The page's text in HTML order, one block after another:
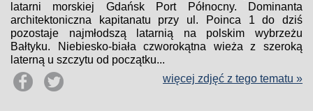
latarni morskiej Gdańsk Port Północny. Dominanta
architektoniczna kapitanatu przy ul. Poinca 1 do dziś
pozostaje najmłodszą latarnią na polskim wybrzeżu
Bałtyku. Niebiesko-biała czworokątna wieża z szeroką
laterną u szczytu od początku...
więcej zdjęć z tego tematu »